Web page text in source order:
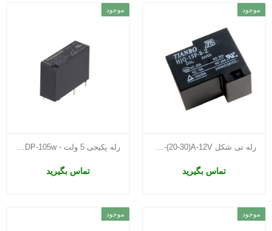
رله تی شکل HJQ-15F- S-Z-1C-(20-30)A-12V
تماس بگیرید
موجود
رله پکیجی 5 ولت - ALDP-105w
تماس بگیرید
موجود
موجود موجود